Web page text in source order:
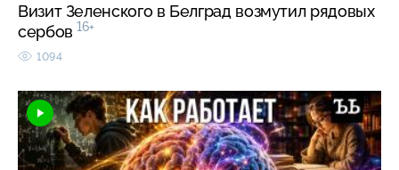
Визит Зеленского в Белград возмутил рядовых
сербов 16+
1094